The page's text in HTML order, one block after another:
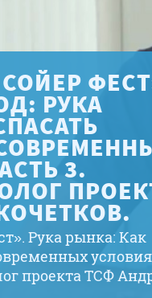
РУКА
3.
Рука рынка: Как
проекта ТСФ